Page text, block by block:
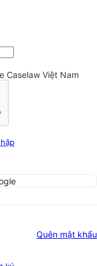
Caselaw Việt Nam
Quên mật khẩu